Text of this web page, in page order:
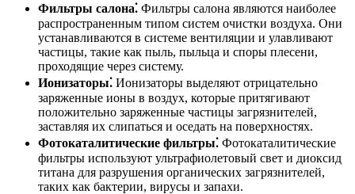
Фильтры салона⁚ Фильтры салона являются наиболее
распространенным типом систем очистки воздуха. Они
устанавливаются в системе вентиляции и улавливают
частицы, такие как пыль, пыльца и споры плесени,
проходящие через систему.
Ионизаторы⁚ Ионизаторы выделяют отрицательно
заряженные ионы в воздух, которые притягивают
положительно заряженные частицы загрязнителей,
заставляя их слипаться и оседать на поверхностях.
Фотокаталитические фильтры⁚ Фотокаталитические
фильтры используют ультрафиолетовый свет и диоксид
титана для разрушения органических загрязнителей,
таких как бактерии, вирусы и запахи.